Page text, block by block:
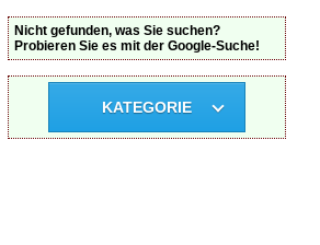
Nicht gefunden, was Sie suchen?
Probieren Sie es mit der Google-Suche!
KATEGORIE